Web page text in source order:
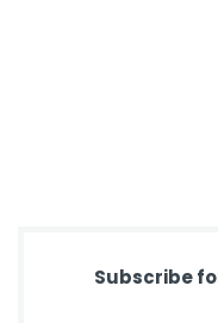
Subscribe